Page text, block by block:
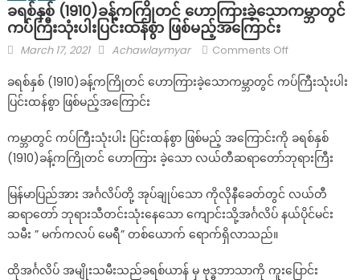
ခရစ်နှစ် (1910)ခန့်ကကြိုတင် ဟောကြားခဲ့သောကမ္ဘာတွင်
ကပ်ကြီးသုံးပါးပြင်းထန်စွာ ဖြစ်မည့်အကြောင်း
Posted
March 17, 2021 Author
Achawlaymyar Comments Offon
(1910)ခန့်
ဟောကြား
ခဲ့
ကမ္ဘာ
တွင်
စွာ
ခရစ်နှစ် (1910)ခန့်ကကြိုတင် ဟောကြားခဲ့သောကမ္ဘာတွင် ကပ်ကြီးသုံးပါး
ပြင်းထန်စွာ ဖြစ်မည့်အကြောင်း
ကမ္ဘာတွင် ကပ်ကြီးသုံးပါး ပြင်းထန်စွာ ဖြစ်မည့် အကြောင်းကို ခရစ်နှစ်
(1910)ခန့်ကကြိုတင် ဟောကြား ခဲ့သော လယ်တီဆရာတော်ဘုရားကြီး
မြန်မာပြည်အား အင်္ဂလိပ်တို့ အုပ်ချုပ်သော ကိုလိုနီခေတ်တွင် လယ်တီ
ဆရာတော် ဘုရားသီတင်းသုံးနေသော ကျောင်းသို့အင်္ဂလိပ် နယ်ပိုင်မင်း
သမီး ” မက်ကလပ် မေရီ” တစ်ယောက် ရောက်ရှိလာသည်။
ထိုအင်္ဂလိပ် အမျိုးသမီးသည်ခရစ်ယာန် မှ ဗုဒ္ဓဘာသာကို ကူးပြောင်း